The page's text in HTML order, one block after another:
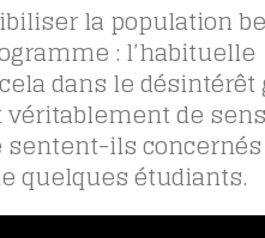
la population
: l’habituelle
dans le désintérêt
véritablement de
ils
quelques étudiants.